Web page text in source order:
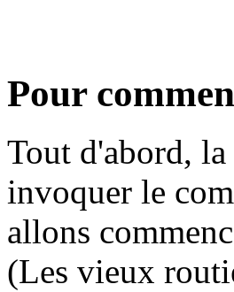
Pour
Tout d'abord, la
invoquer le
allons
(Les vieux